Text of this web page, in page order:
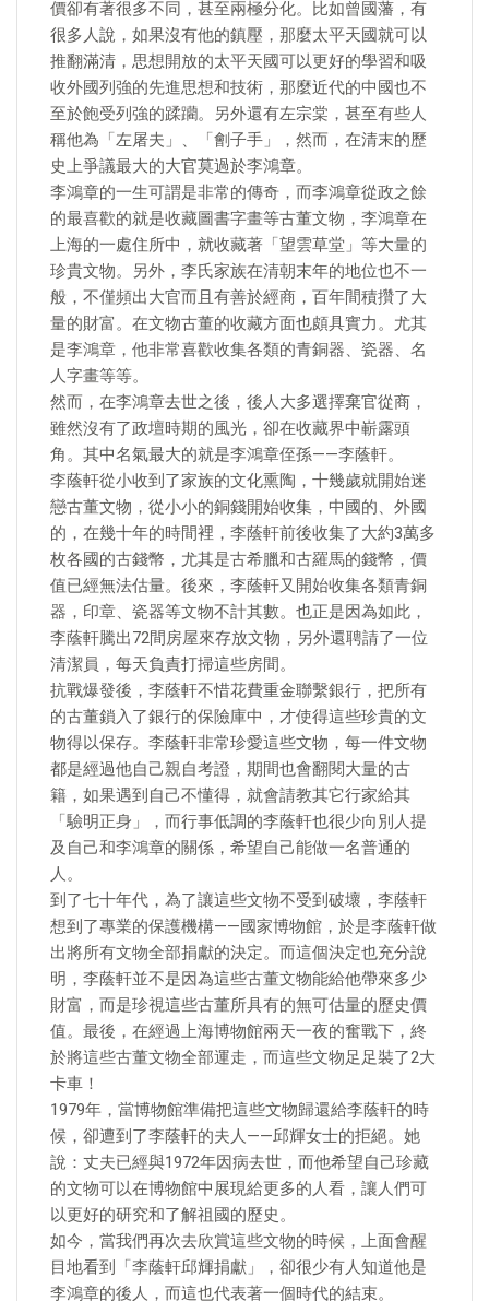
價卻有著很多不同，甚至兩極分化。比如曾國藩，有
很多人說，如果沒有他的鎮壓，那麼太平天國就可以
推翻滿清，思想開放的太平天國可以更好的學習和吸
收外國列強的先進思想和技術，那麼近代的中國也不
至於飽受列強的蹂躪。另外還有左宗棠，甚至有些人
稱他為「左屠夫」、「劊子手」，然而，在清末的歷
史上爭議最大的大官莫過於李鴻章。
李鴻章的一生可謂是非常的傳奇，而李鴻章從政之餘
的最喜歡的就是收藏圖書字畫等古董文物，李鴻章在
上海的一處住所中，就收藏著「望雲草堂」等大量的
珍貴文物。另外，李氏家族在清朝末年的地位也不一
般，不僅頻出大官而且有善於經商，百年間積攢了大
量的財富。在文物古董的收藏方面也頗具實力。尤其
是李鴻章，他非常喜歡收集各類的青銅器、瓷器、名
人字畫等等。
然而，在李鴻章去世之後，後人大多選擇棄官從商，
雖然沒有了政壇時期的風光，卻在收藏界中嶄露頭
角。其中名氣最大的就是李鴻章侄孫——李蔭軒。
李蔭軒從小收到了家族的文化熏陶，十幾歲就開始迷
戀古董文物，從小小的銅錢開始收集，中國的、外國
的，在幾十年的時間裡，李蔭軒前後收集了大約3萬多
枚各國的古錢幣，尤其是古希臘和古羅馬的錢幣，價
值已經無法估量。後來，李蔭軒又開始收集各類青銅
器，印章、瓷器等文物不計其數。也正是因為如此，
李蔭軒騰出72間房屋來存放文物，另外還聘請了一位
清潔員，每天負責打掃這些房間。
抗戰爆發後，李蔭軒不惜花費重金聯繫銀行，把所有
的古董鎖入了銀行的保險庫中，才使得這些珍貴的文
物得以保存。李蔭軒非常珍愛這些文物，每一件文物
都是經過他自己親自考證，期間也會翻閱大量的古
籍，如果遇到自己不懂得，就會請教其它行家給其
「驗明正身」，而行事低調的李蔭軒也很少向別人提
及自己和李鴻章的關係，希望自己能做一名普通的
人。
到了七十年代，為了讓這些文物不受到破壞，李蔭軒
想到了專業的保護機構——國家博物館，於是李蔭軒做
出將所有文物全部捐獻的決定。而這個決定也充分說
明，李蔭軒並不是因為這些古董文物能給他帶來多少
財富，而是珍視這些古董所具有的無可估量的歷史價
值。最後，在經過上海博物館兩天一夜的奮戰下，終
於將這些古董文物全部運走，而這些文物足足裝了2大
卡車！
1979年，當博物館準備把這些文物歸還給李蔭軒的時
候，卻遭到了李蔭軒的夫人——邱輝女士的拒絕。她
說：丈夫已經與1972年因病去世，而他希望自己珍藏
的文物可以在博物館中展現給更多的人看，讓人們可
以更好的研究和了解祖國的歷史。
如今，當我們再次去欣賞這些文物的時候，上面會醒
目地看到「李蔭軒邱輝捐獻」，卻很少有人知道他是
李鴻章的後人，而這也代表著一個時代的結束。